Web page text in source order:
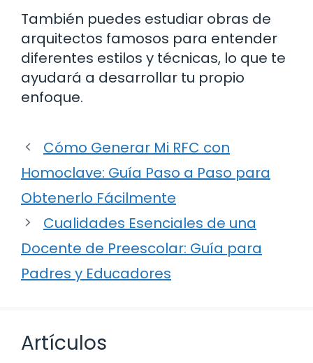
También puedes estudiar obras de
arquitectos famosos para entender
diferentes estilos y técnicas, lo que te
ayudará a desarrollar tu propio
enfoque.
Cómo Generar Mi RFC con
Homoclave: Guía Paso a Paso para
Obtenerlo Fácilmente
Cualidades Esenciales de una
Docente de Preescolar: Guía para
Padres y Educadores
Artículos